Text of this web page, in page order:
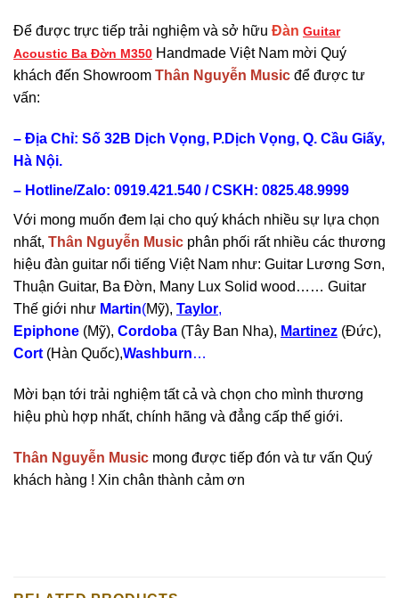
Để được trực tiếp trải nghiệm và sở hữu Đàn Guitar
Acoustic Ba Đờn M350 Handmade Việt Nam mời Quý
khách đến Showroom Thân Nguyễn Music để được tư
vấn:
– Địa Chỉ: Số 32B Dịch Vọng, P.Dịch Vọng, Q. Cầu Giấy,
Hà Nội.
– Hotline/Zalo: 0919.421.540 / CSKH: 0825.48.9999
Với mong muốn đem lại cho quý khách nhiều sự lựa chọn
nhất, Thân Nguyễn Music phân phối rất nhiều các thương
hiệu đàn guitar nổi tiếng Việt Nam như: Guitar Lương Sơn,
Thuận Guitar, Ba Đờn, Many Lux Solid wood…… Guitar
Thế giới như Martin(Mỹ), Taylor,
Epiphone (Mỹ), Cordoba (Tây Ban Nha), Martinez (Đức),
Cort (Hàn Quốc),Washburn…
Mời bạn tới trải nghiệm tất cả và chọn cho mình thương
hiệu phù hợp nhất, chính hãng và đẳng cấp thế giới.
Thân Nguyễn Music mong được tiếp đón và tư vấn Quý
khách hàng ! Xin chân thành cảm ơn